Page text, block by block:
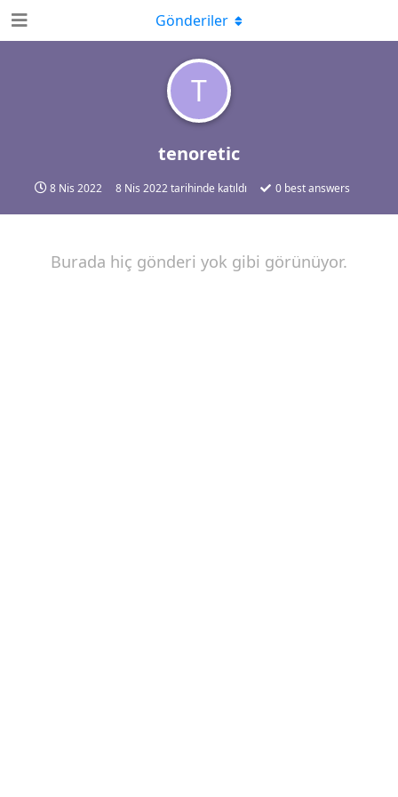
T
tenoretic
8 Nis 2022 8 Nis 2022tarihinde katıldı 0 best answers
Gönderiler
Burada hiç gönderi yok gibi görünüyor.